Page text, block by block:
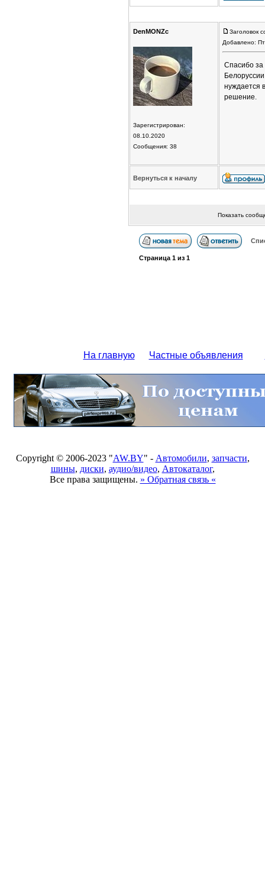
DenMONZc
Зарегистрирован:
08.10.2020
Сообщения: 38
Заголовок
Добавлено:
Спасибо
нуждается
решение.
Вернуться к началу
Показать
Страница 1из 1
На главную Частные объявления
Copyright © 2006-2023 "AW.BY" - Автомобили, запчасти,
шины, диски, аудио/видео, Автокаталог,
Все права защищены. » Обратная связь «